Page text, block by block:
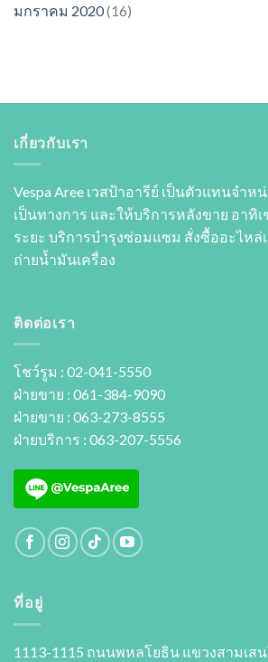
มกราคม 2020(16)
เกี่ยวกับเรา
Vespa Aree เวสป้าอารีย์ เป็นตัวแทนจำห
เป็นทางการ และให้บริการหลังขาย อาทิ
ระยะ บริการบำรุงซ่อมแซม สั่งซื้ออะไหล่
ถ่ายนํ้ามันเครื่อง
ติดต่อเรา
โชว์รูม : 02-041-5550
ฝ่ายขาย : 061-384-9090
ฝ่ายขาย : 063-273-8555
ฝ่ายบริการ : 063-207-5556
ที่อยู่
1113-1115 ถนนพหลโยธิน แขวงสามเส